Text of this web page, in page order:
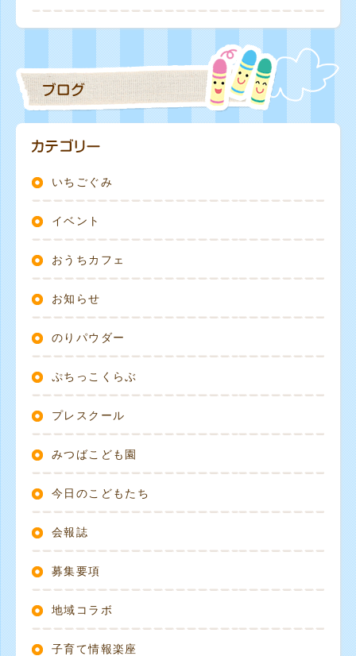
いちごぐみ
イベント
おうちカフェ
お知らせ
のりパウダー
ぷちっこくらぶ
プレスクール
みつばこども園
今日のこどもたち
会報誌
募集要項
地域コラボ
子育て情報楽座